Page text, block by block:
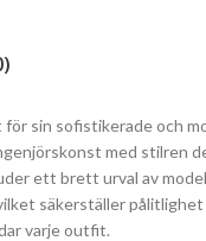
sin sofistikerade och
med stilren
ett brett urval av
säkerställer
varje outfit.